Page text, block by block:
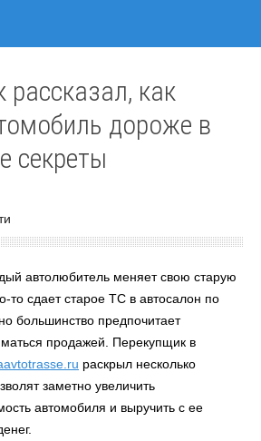
рассказал, как
дороже в
секреты
автолюбитель меняет свою старую
то сдает старое ТС в автосалон по
большинство предпочитает
продажей. Перекупщик в
раскрыл несколько
заметно увеличить
автомобиля и выручить с ее